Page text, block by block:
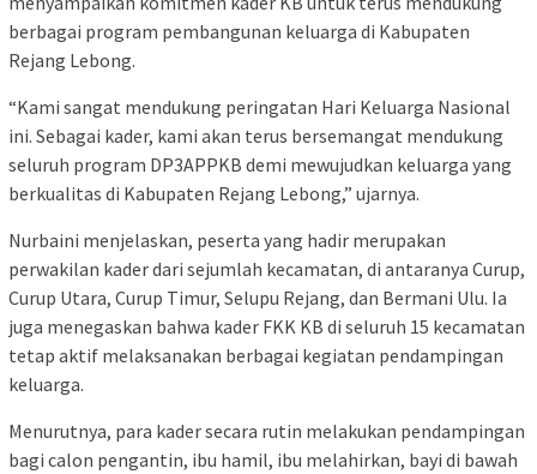
berbagai program pembangunan keluarga di Kabupaten
Rejang Lebong.
“Kami sangat mendukung peringatan Hari Keluarga Nasional
ini. Sebagai kader, kami akan terus bersemangat mendukung
seluruh program DP3APPKB demi mewujudkan keluarga yang
berkualitas di Kabupaten Rejang Lebong,” ujarnya.
Nurbaini menjelaskan, peserta yang hadir merupakan
perwakilan kader dari sejumlah kecamatan, di antaranya Curup,
Curup Utara, Curup Timur, Selupu Rejang, dan Bermani Ulu. Ia
juga menegaskan bahwa kader FKK KB di seluruh 15 kecamatan
tetap aktif melaksanakan berbagai kegiatan pendampingan
keluarga.
Menurutnya, para kader secara rutin melakukan pendampingan
bagi calon pengantin, ibu hamil, ibu melahirkan, bayi di bawah